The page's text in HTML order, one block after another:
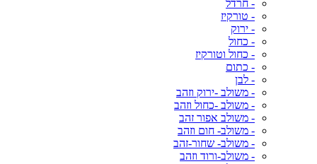
- חרדל
- טורקיז
- ירוק
- כחול
- כחול וטורקיז
- כתום
- לבן
- משולב -ירוק וזהב
- משולב -כחול וזהב
- משולב אפור זהב
- משולב- חום וזהב
- משולב- שחור-זהב
- משולב-ורוד וזהב